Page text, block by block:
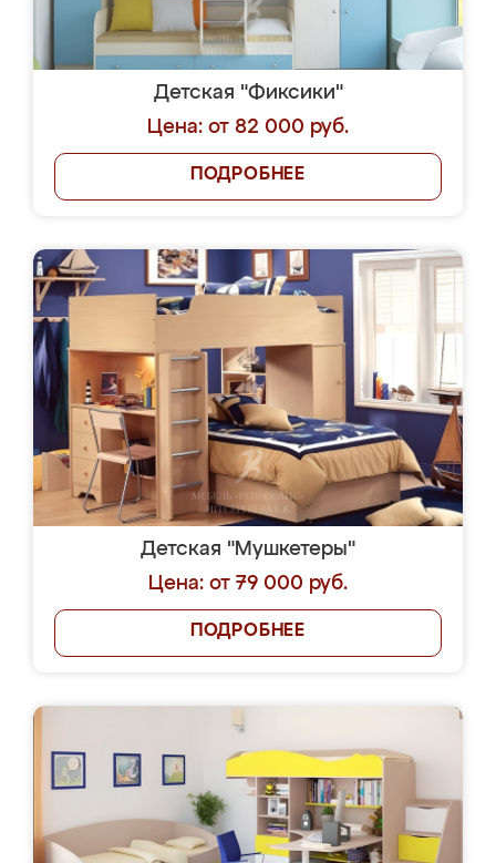
Детская "Фиксики"
Цена: от 82 000 руб.
ПОДРОБНЕЕ
Детская "Мушкетеры"
Цена: от 79 000 руб.
ПОДРОБНЕЕ